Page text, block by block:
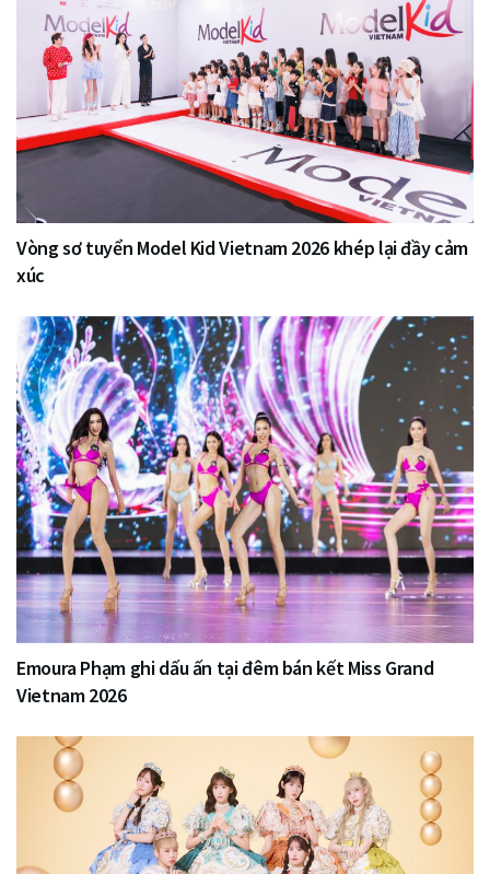
Vòng sơ tuyển Model Kid Vietnam 2026 khép lại đầy cảm
xúc
Emoura Phạm ghi dấu ấn tại đêm bán kết Miss Grand
Vietnam 2026